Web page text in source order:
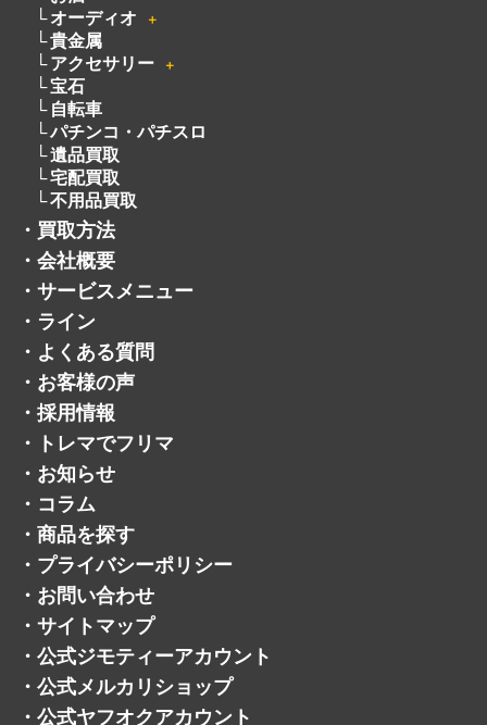
オーディオ
＋
貴金属
アクセサリー
＋
宝石
自転車
パチンコ・パチスロ
遺品買取
宅配買取
不用品買取
・ 買取方法
・ 会社概要
・ サービスメニュー
・ ライン
・ よくある質問
・ お客様の声
・ 採用情報
・
トレマでフリマ
・ お知らせ
・ コラム
・ 商品を探す
・ プライバシーポリシー
・ お問い合わせ
・ サイトマップ
・ 公式ジモティーアカウント
・ 公式メルカリショップ
・ 公式ヤフオクアカウント